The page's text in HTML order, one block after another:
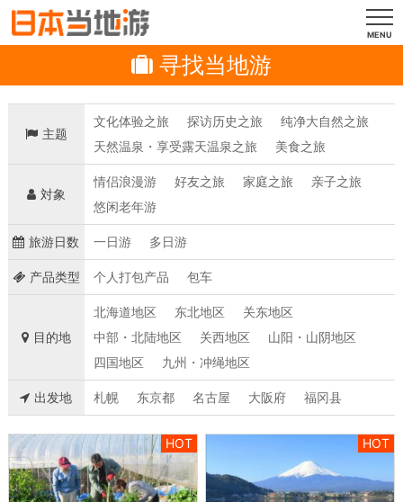
MENU
寻找当地游
主题
文化体验之旅 探访历史之旅
纯净大自然之旅
天然温泉・享受露天温泉之旅
美食之旅
対象
情侣浪漫游 好友之旅 家庭之旅
亲子之旅
悠闲老年游
旅游日数 一日游 多日游
产品类型 个人打包产品 包车
目的地
北海道地区 东北地区
关东地区
中部・北陆地区
关西地区
山阳・山阴地区
四国地区
九州・冲绳地区
出发地 札幌 东京都 名古屋 大阪府 福冈县
HOT HOT